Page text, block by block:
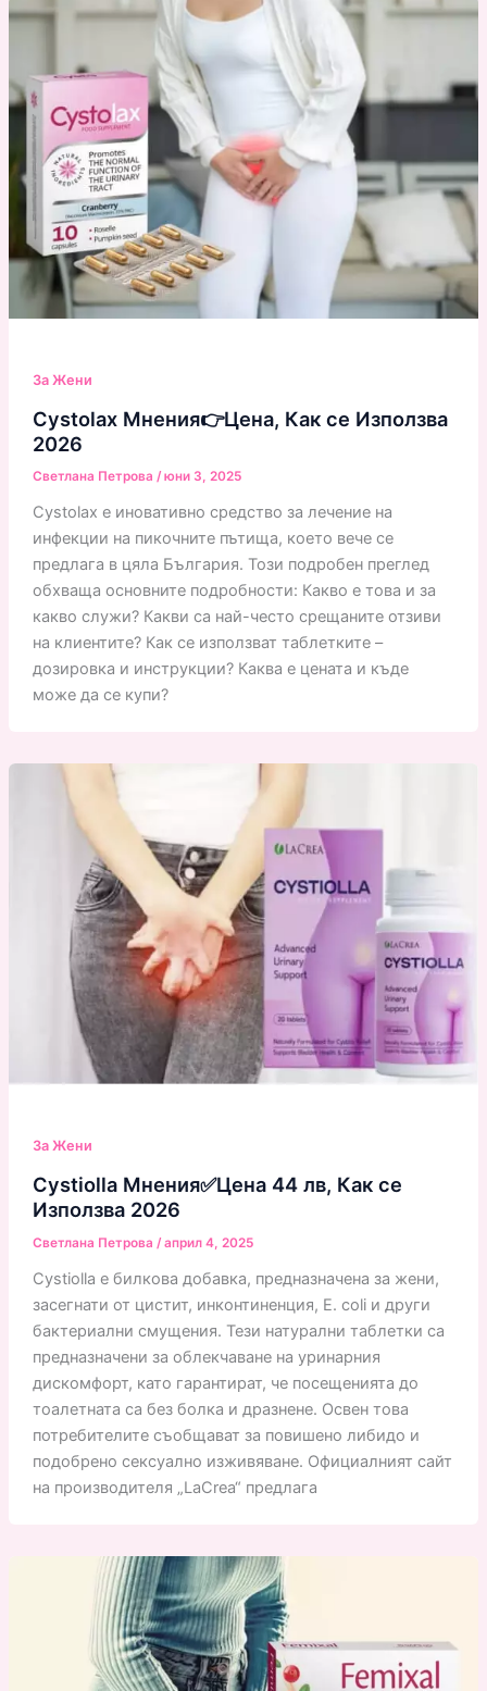
За Жени
Cystolax Мнения👉Цена, Как се Използва
2026
Светлана Петрова /юни 3, 2025
Cystolax е иновативно средство за лечение на
инфекции на пикочните пътища, което вече се
предлага в цяла България. Този подробен преглед
обхваща основните подробности: Какво е това и за
какво служи? Какви са най-често срещаните отзиви
на клиентите? Как се използват таблетките –
дозировка и инструкции? Каква е цената и къде
може да се купи?
За Жени
Cystiolla Мнения✅Цена 44 лв, Как се
Използва 2026
Светлана Петрова /април 4, 2025
Cystiolla е билкова добавка, предназначена за жени,
засегнати от цистит, инконтиненция, E. coli и други
бактериални смущения. Тези натурални таблетки са
предназначени за облекчаване на уринарния
дискомфорт, като гарантират, че посещенията до
тоалетната са без болка и дразнене. Освен това
потребителите съобщават за повишено либидо и
подобрено сексуално изживяване. Официалният сайт
на производителя „LaCrea“ предлага